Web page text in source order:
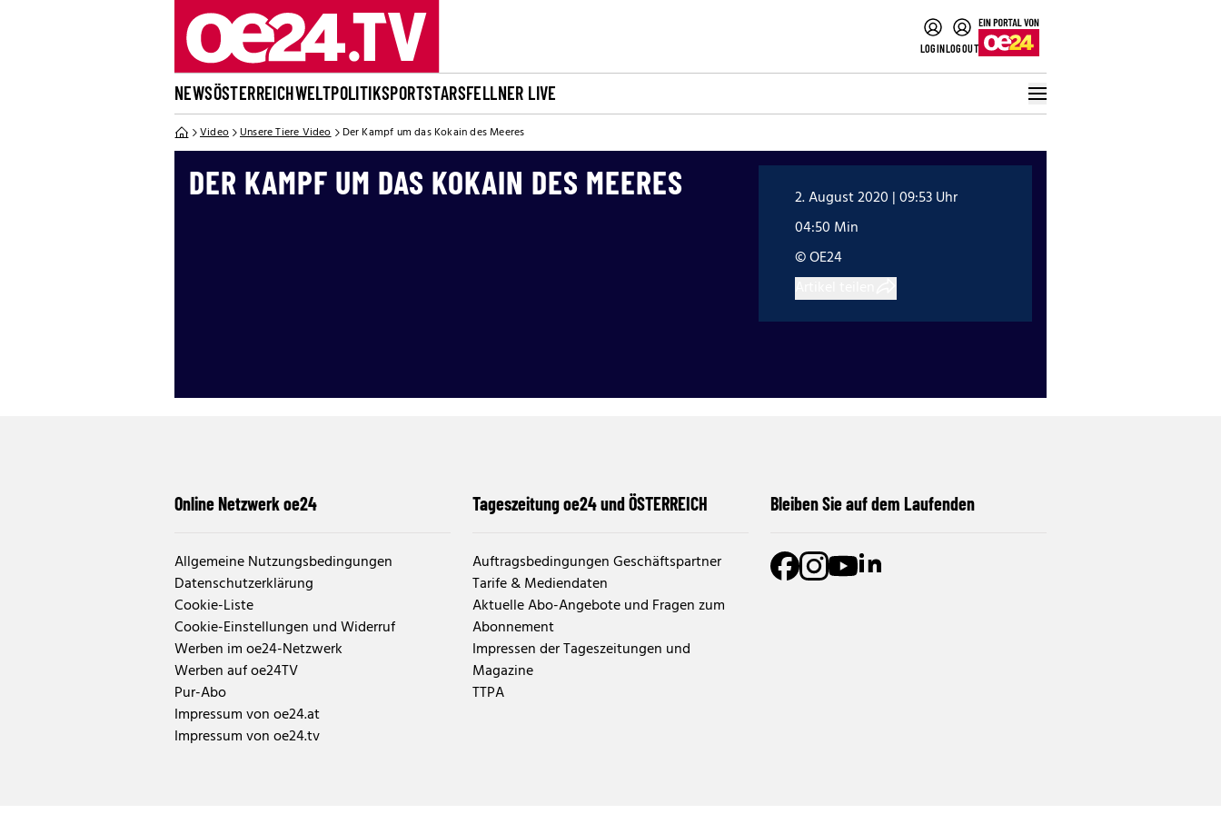
LOGINLOGOUT
NEWSÖSTERREICHWELTPOLITIKSPORTSTARSFELLNER LIVE
Video Unsere Tiere Video Der Kampf um das Kokain des Meeres
DER KAMPF UM DAS KOKAIN DES MEERES
2. August 2020 | 09:53 Uhr
04:50 Min
© OE24
Online Netzwerk oe24
Allgemeine Nutzungsbedingungen
Datenschutzerklärung
Cookie-Liste
Cookie-Einstellungen und Widerruf
Werben im oe24-Netzwerk
Werben auf oe24TV
Pur-Abo
Impressum von oe24.at
Impressum von oe24.tv
Tageszeitung oe24 und ÖSTERREICH
Auftragsbedingungen Geschäftspartner
Tarife & Mediendaten
Aktuelle Abo-Angebote und Fragen zum
Abonnement
Impressen der Tageszeitungen und
Magazine
TTPA
Bleiben Sie auf dem Laufenden